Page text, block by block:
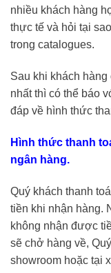
nhiều khách hàng
thực tế và hỏi tại
trong catalogues.
Sau khi khách
nhất thì có thể báo
đáp về hình thức
Hình thức thanh
ngân hàng.
Quý khách thanh
tiền khi nhận hàng.
không nhận được
sẽ chở hàng về,
showroom hoặc tại